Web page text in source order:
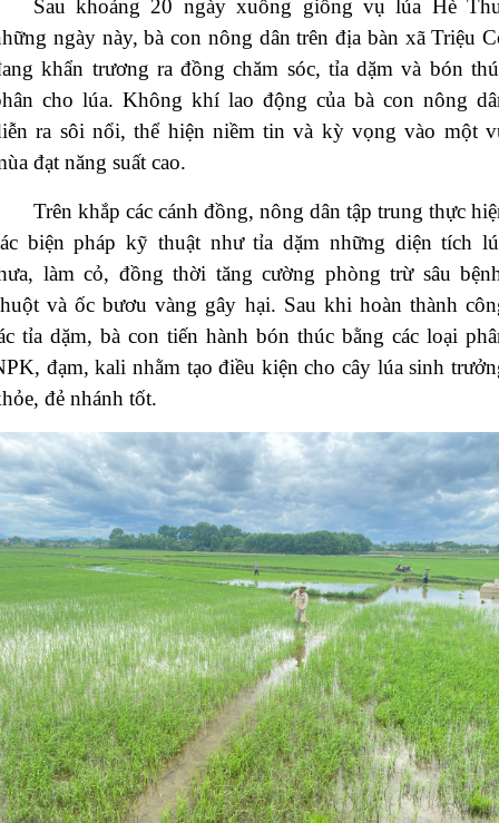
Sau khoảng 20 ngày xuống giống vụ lúa Hè
ngày này, bà con nông dân trên địa bàn xã Triệu
khẩn trương ra đồng chăm sóc, tỉa dặm và bón
cho lúa. Không khí lao động của bà con nông
ra sôi nổi, thể hiện niềm tin và kỳ vọng vào một
đạt năng suất cao.
Trên khắp các cánh đồng, nông dân tập trung thực
biện pháp kỹ thuật như tỉa dặm những diện tích
làm cỏ, đồng thời tăng cường phòng trừ sâu
và ốc bươu vàng gây hại. Sau khi hoàn thành
tỉa dặm, bà con tiến hành bón thúc bằng các loại
đạm, kali nhằm tạo điều kiện cho cây lúa sinh
đẻ nhánh tốt.